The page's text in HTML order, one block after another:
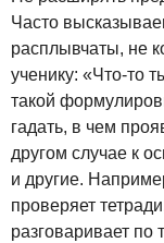
Часто
расплывчаты, не
ученику: «Что-то
такой
гадать, в чем
другом случае к
и другие.
проверяет
разговаривает